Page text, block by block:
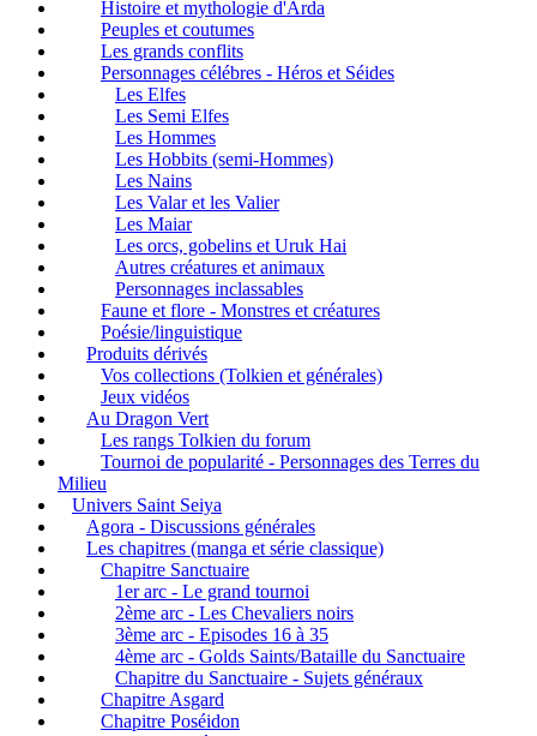
Histoire et mythologie d'Arda
Peuples et coutumes
Les grands conflits
Personnages célébres - Héros et Séides
Les Elfes
Les Semi Elfes
Les Hommes
Les Hobbits (semi-Hommes)
Les Nains
Les Valar et les Valier
Les Maiar
Les orcs, gobelins et Uruk Hai
Autres créatures et animaux
Personnages inclassables
Faune et flore - Monstres et créatures
Poésie/linguistique
Produits dérivés
Vos collections (Tolkien et générales)
Jeux vidéos
Au Dragon Vert
Les rangs Tolkien du forum
Tournoi de popularité - Personnages des Terres du
Milieu
Univers Saint Seiya
Agora - Discussions générales
Les chapitres (manga et série classique)
Chapitre Sanctuaire
1er arc - Le grand tournoi
2ème arc - Les Chevaliers noirs
3ème arc - Episodes 16 à 35
4ème arc - Golds Saints/Bataille du Sanctuaire
Chapitre du Sanctuaire - Sujets généraux
Chapitre Asgard
Chapitre Poséidon